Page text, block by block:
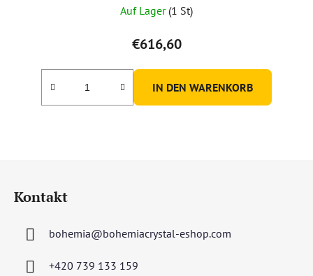
Auf Lager (1 St)
€616,60
IN DEN WARENKORB
Kontakt
bohemia@bohemiacrystal-eshop.com
+420 739 133 159